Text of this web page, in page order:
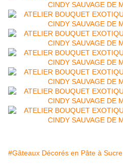
#Gâteaux Décorés en Pâte à Sucre